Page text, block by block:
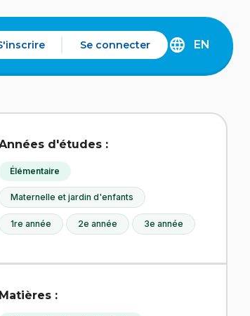
Se connecter
DISCOVER
EN
d'études :
Élémentaire
Maternelle et jardin d'enfants
1re année 2e année 3e année
Matières :